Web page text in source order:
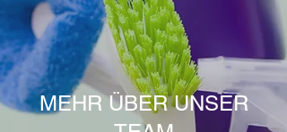
MEHR ÜBER UNSER